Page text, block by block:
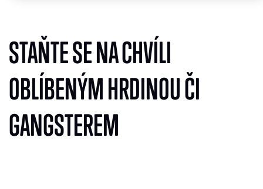
STAŇTE SE NA CHVÍLI
OBLÍBENÝM HRDINOU ČI
GANGSTEREM